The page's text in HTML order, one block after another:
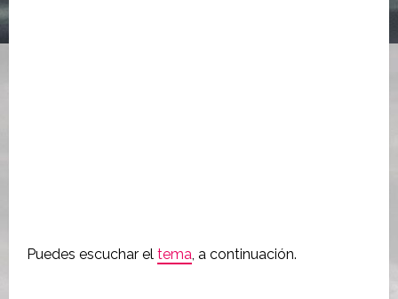
Puedes escuchar el tema, a continuación.